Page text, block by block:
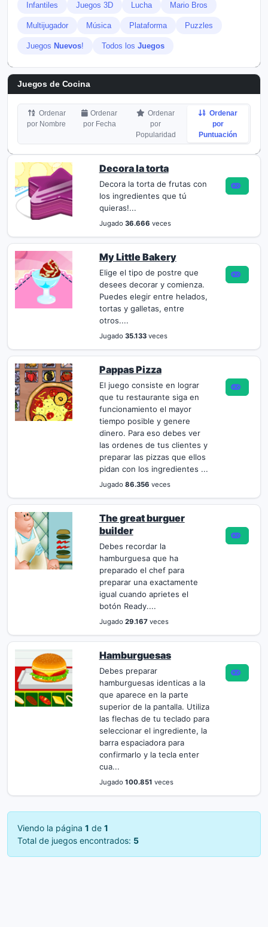
Infantiles Juegos 3D Lucha Mario Bros
Multijugador Música Plataforma Puzzles
Juegos Nuevos! Todos los Juegos
Juegos de Cocina
Ordenar
por Nombre
Ordenar
por Fecha
Ordenar
por
Popularidad
Ordenar
por
Puntuación
Decora la torta
Decora la torta de frutas con
los ingredientes que tú
quieras!...
Jugado 36.666 veces
My Little Bakery
Elige el tipo de postre que
desees decorar y comienza.
Puedes elegir entre helados,
tortas y galletas, entre
otros....
Jugado 35.133veces
Pappas Pizza
El juego consiste en lograr
que tu restaurante siga en
funcionamiento el mayor
tiempo posible y genere
dinero. Para eso debes ver
las ordenes de tus clientes y
preparar las pizzas que ellos
pidan con los ingredientes ...
Jugado 86.356 veces
The great burguer
builder
Debes recordar la
hamburguesa que ha
preparado el chef para
preparar una exactamente
igual cuando aprietes el
botón Ready....
Jugado 29.167veces
Hamburguesas
Debes preparar
hamburguesas identicas a la
que aparece en la parte
superior de la pantalla. Utiliza
las flechas de tu teclado para
seleccionar el ingrediente, la
barra espaciadora para
confirmarlo y la tecla enter
cua...
Jugado 100.851 veces
Viendo la página 1 de 1
Total de juegos encontrados: 5